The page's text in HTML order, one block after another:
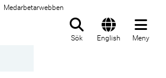
Medarbetarwebben
Sök English Meny